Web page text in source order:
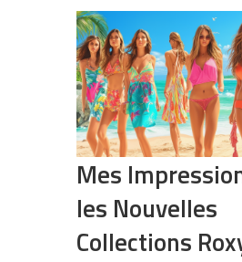
Mes
les Nouvelles
Collections